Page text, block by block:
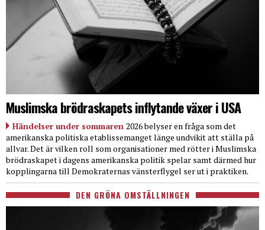
Muslimska brödraskapets inflytande växer i USA
Händelser under sommaren 2026 belyser en fråga som det
amerikanska politiska etablissemanget länge undvikit att ställa på
allvar. Det är vilken roll som organisationer med rötter i Muslimska
brödraskapet i dagens amerikanska politik spelar samt därmed hur
kopplingarna till Demokraternas vänsterflygel ser ut i praktiken.
DEN GRÖNA OMSTÄLLNINGEN